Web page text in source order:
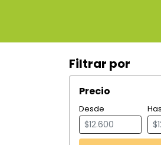
Filtrar por
Precio
Desde